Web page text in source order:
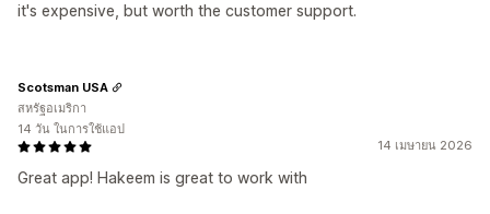
it's expensive, but worth the customer support.
14 เมษายน 2026
Great app! Hakeem is great to work with
Scotsman USA
สหรัฐอเมริกา
14 วัน ในการใช้แอป